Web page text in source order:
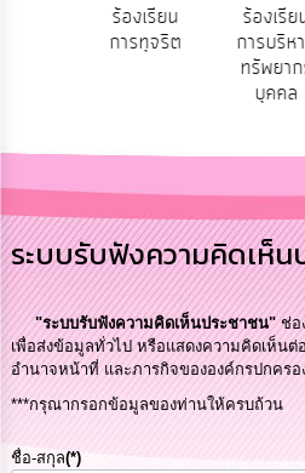
ทรัพยากร
การ
บริหาร
งาน
การ
ส่ง
เสริม
ความ
ร้องเรียน
การทุจริต
ร้องเรีย
การบริห
ทรัพยา
บุคคล
ระบบรับฟังความคิดเห็น
"ระบบรับฟังความคิดเห็นประชาชน"ช่อ
เพื่อส่งข้อมูลทั่วไป หรือแสดงความคิดเห็นต่
อำนาจหน้าที่ และภารกิจขององค์กรปกคร
***กรุณากรอกข้อมูลของท่านให้ครบถ้วน
ชื่อ-สกุล(*)